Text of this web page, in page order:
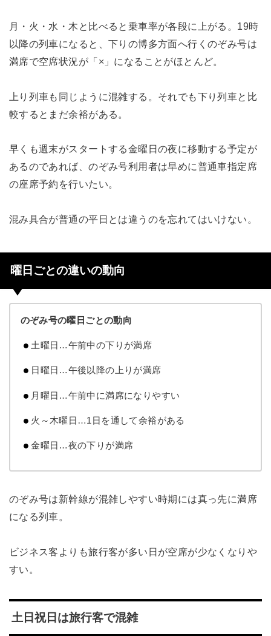
月・火・水・木と比べると乗車率が各段に上がる。19時
以降の列車になると、下りの博多方面へ行くのぞみ号は
満席で空席状況が「×」になることがほとんど。
上り列車も同じように混雑する。それでも下り列車と比
較するとまだ余裕がある。
早くも週末がスタートする金曜日の夜に移動する予定が
あるのであれば、のぞみ号利用者は早めに普通車指定席
の座席予約を行いたい。
混み具合が普通の平日とは違うのを忘れてはいけない。
曜日ごとの違いの動向
のぞみ号の曜日ごとの動向
土曜日…午前中の下りが満席
日曜日…午後以降の上りが満席
月曜日…午前中に満席になりやすい
火～木曜日…1日を通して余裕がある
金曜日…夜の下りが満席
のぞみ号は新幹線が混雑しやすい時期には真っ先に満席
になる列車。
ビジネス客よりも旅行客が多い日が空席が少なくなりや
すい。
土日祝日は旅行客で混雑